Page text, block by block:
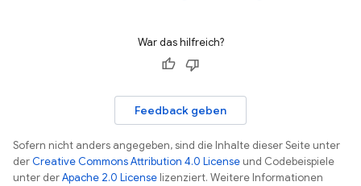
War das hilfreich?
Feedback geben
Sofern nicht anders angegeben, sind die Inhalte dieser Seite unter
derCreative Commons Attribution 4.0 License und Codebeispiele
unter derApache 2.0 License lizenziert. Weitere Informationen